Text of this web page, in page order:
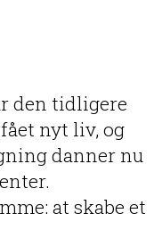
den tidligere
nyt liv, og
danner nu
at skabe et